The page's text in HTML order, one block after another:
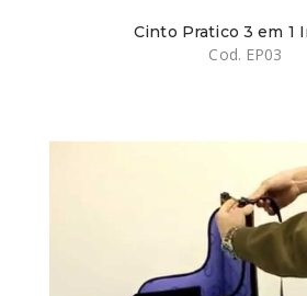
Cinto Pratico 3 em 1
Cod. EP03